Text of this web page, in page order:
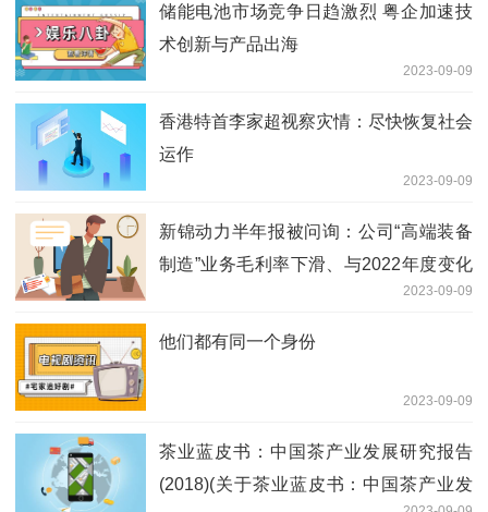
储能电池市场竞争日趋激烈 粤企加速技
术创新与产品出海
2023-09-09
香港特首李家超视察灾情：尽快恢复社会
运作
2023-09-09
新锦动力半年报被问询：公司“高端装备
制造”业务毛利率下滑、与2022年度变化
2023-09-09
他们都有同一个身份
2023-09-09
茶业蓝皮书：中国茶产业发展研究报告
(2018)(关于茶业蓝皮书：中国茶产业发